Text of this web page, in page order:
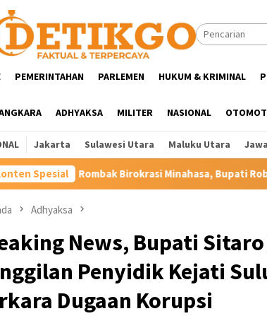
PEMERINTAHAN PARLEMEN HUKUM & KRIMINAL
ADHYAKSA MILITER NASIONAL
Jakarta Sulawesi Utara Maluku Utara
Spesial
Birokrasi Minahasa, Bupati Robby Dondokambey
Adhyaksa
News, Bupati
Penyidik Kejati
Dugaan Korupsi